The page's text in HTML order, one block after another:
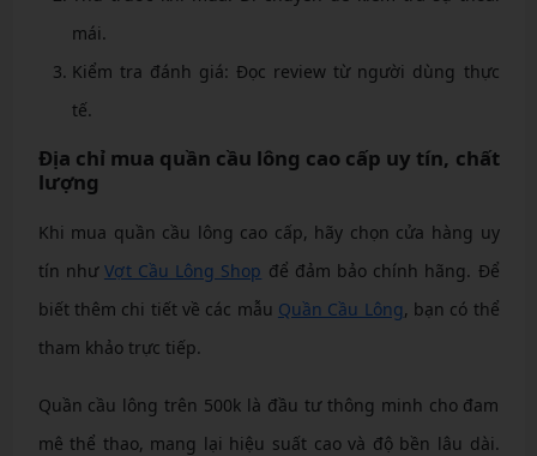
mái.
Kiểm tra đánh giá: Đọc review từ người dùng thực
tế.
Địa chỉ mua quần cầu lông cao cấp uy tín, chất
lượng
Khi mua quần cầu lông cao cấp, hãy chọn cửa hàng uy
tín như Vợt Cầu Lông Shop để đảm bảo chính hãng. Để
biết thêm chi tiết về các mẫu Quần Cầu Lông, bạn có thể
tham khảo trực tiếp.
Quần cầu lông trên 500k là đầu tư thông minh cho đam
mê thể thao, mang lại hiệu suất cao và độ bền lâu dài.